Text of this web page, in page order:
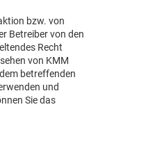
bzw. von
Betreiber von den
Recht
von KMM
betreffenden
und
Sie das